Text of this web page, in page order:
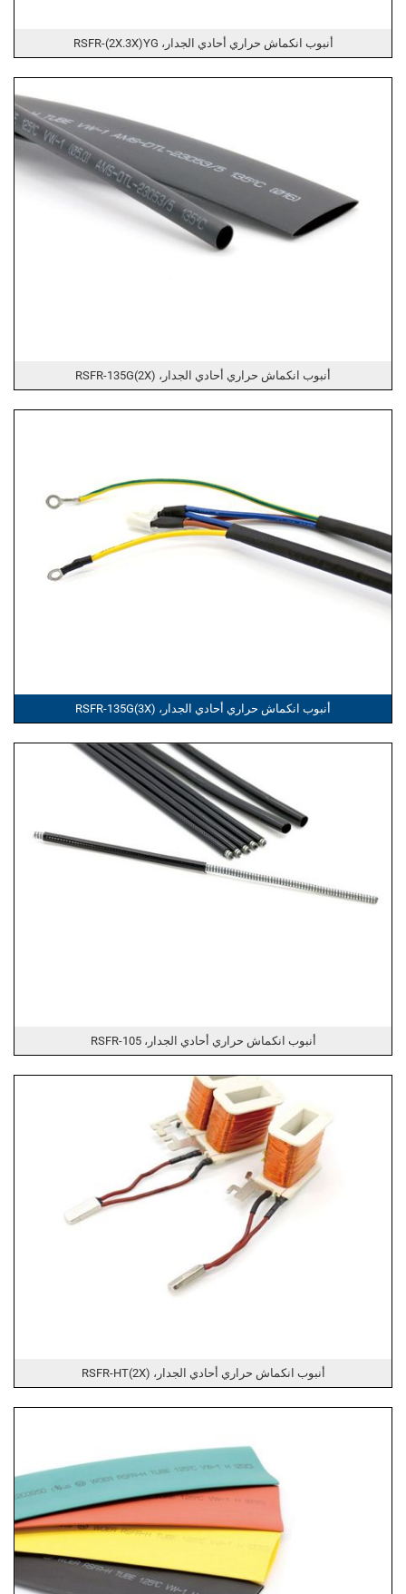
أنبوب انكماش حراري أحادي الجدار، RSFR-(2X.3X)YG
أنبوب انكماش حراري أحادي الجدار، RSFR-135G(2X)
أنبوب انكماش حراري أحادي الجدار، RSFR-135G(3X)
أنبوب انكماش حراري أحادي الجدار، RSFR-105
أنبوب انكماش حراري أحادي الجدار، RSFR-HT(2X)